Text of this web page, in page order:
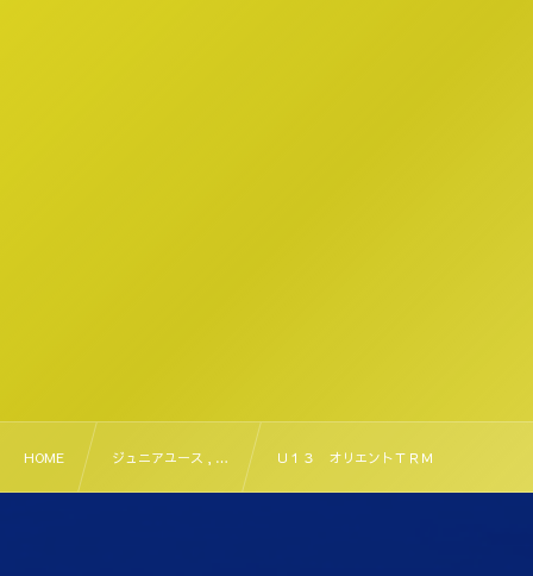
HOME ジュニアユース , … Ｕ１３ オリエントＴＲＭ